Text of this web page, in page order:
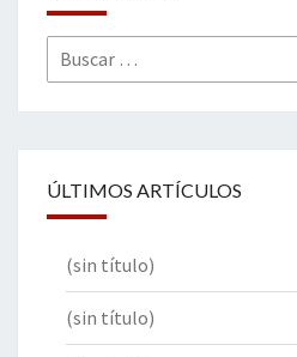
Buscar
por:
ÚLTIMOS ARTÍCULOS
(sin título)
(sin título)